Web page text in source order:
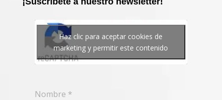
Haz clic para aceptar cookies de
marketing y permitir este contenido
Nombre *